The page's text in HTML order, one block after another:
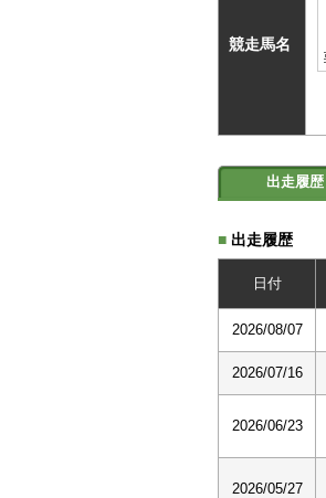
競走馬名
出走履歴
■ 出走履歴
日付
2026/08/07
2026/07/16
2026/06/23
2026/05/27